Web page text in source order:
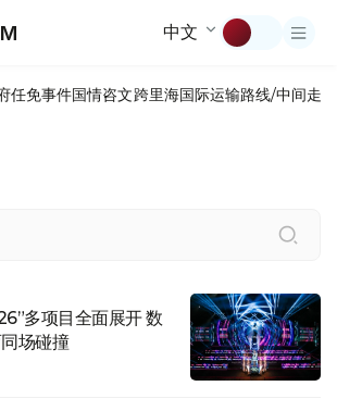
中文
任免事件国情咨文跨里海国际运输路线/中间走廊
多项目全面展开 数
场碰撞